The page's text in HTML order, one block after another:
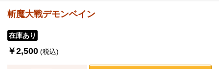
斬魔大戰デモンベイン
在庫あり
￥2,500 (税込)